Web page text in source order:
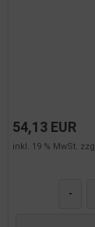
54,13 EUR
inkl. 19 % MwSt.
-